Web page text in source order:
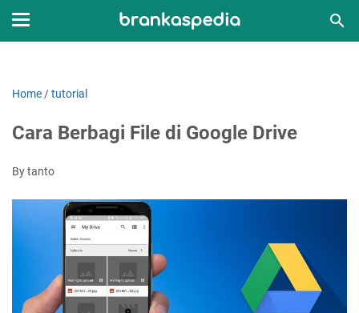
Home /tutorial
Cara Berbagi File di Google Drive
By tanto